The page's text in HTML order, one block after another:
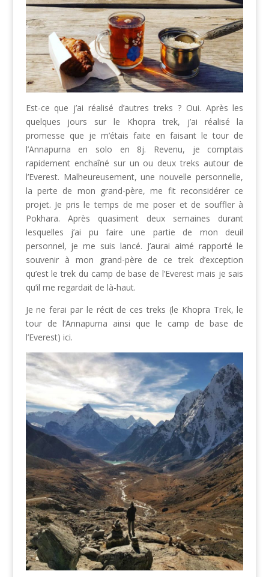
Est-ce que j’ai réalisé d’autres treks ? Oui. Après les
quelques jours sur le Khopra trek, j’ai réalisé la
promesse que je m’étais faite en faisant le tour de
l’Annapurna en solo en 8j. Revenu, je comptais
rapidement enchaîné sur un ou deux treks autour de
l’Everest. Malheureusement, une nouvelle personnelle,
la perte de mon grand-père, me fit reconsidérer ce
projet. Je pris le temps de me poser et de souffler à
Pokhara. Après quasiment deux semaines durant
lesquelles j’ai pu faire une partie de mon deuil
personnel, je me suis lancé. J’aurai aimé rapporté le
souvenir à mon grand-père de ce trek d’exception
qu’est le trek du camp de base de l’Everest mais je sais
qu’il me regardait de là-haut.
Je ne ferai par le récit de ces treks (le Khopra Trek, le
tour de l’Annapurna ainsi que le camp de base de
l’Everest) ici.